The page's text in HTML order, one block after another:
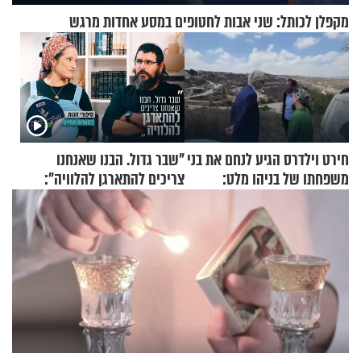
מקפלן לכותל: שני אבות לחטופים במסע אחדות מרגש
חירט וילדרס הגיע לנחם את בני
משפחתו של בניהו מלט:
"שבר גדול. הבנו שאנחנו
צריכים להתארגן להלוויה":
זוגיות במבחן, הפעם עם מרים
וגד דנינו